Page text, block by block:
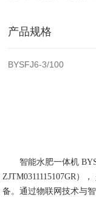
警：设备异常、断电离
产品规格
BYSFJ6-3/100
智能水肥一体机
ZJTM0311115107GR）
备。通过物联网技术与